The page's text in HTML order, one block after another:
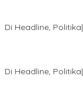
Di Headline, Politika|
Di Headline, Politika|